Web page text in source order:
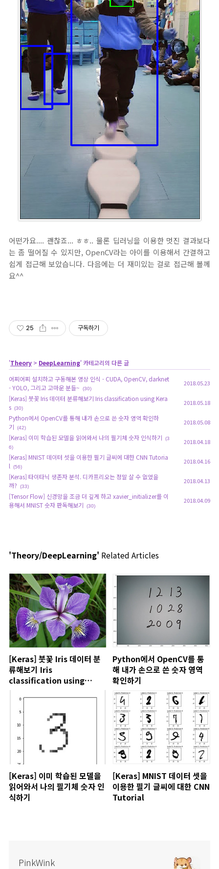
어떤가요.... 괜찮죠... ㅎㅎ.. 물론 딥러닝을 이용한 멋진 결과보다
는 좀 떨어질 수 있지만, OpenCV라는 아이를 이용해서 간결하고
쉽게 접근해 보았습니다. 다음에는 더 재미있는 걸로 접근해 볼께
요^^
25 구독하기
'Theory > DeepLearning' 카테고리의 다른 글
어찌어찌 설치하고 구동해본 영상 인식 - CUDA, OpenCV, darknet
- YOLO, 그리고 고마운 분들~
(30)
2018.05.23
[Keras] 붓꽃 Iris 데이터 분류해보기 Iris classification using Kera
s (30)
2018.05.18
Python에서 OpenCV를 통해 내가 손으로 쓴 숫자 영역 확인하
기
(42)
2018.05.08
[Keras] 이미 학습된 모델을 읽어와서 나의 필기체 숫자 인식하기
(3
6)
2018.04.18
[Keras] MNIST 데이터 셋을 이용한 필기 글씨에 대한 CNN Tutoria
l
(56)
2018.04.16
[Keras] 타이타닉 생존자 분석. 디카프리오는 정말 살 수 없었을
까?
(33)
2018.04.13
[Tensor Flow] 신경망을 조금 더 깊게 하고 xavier_initializer를 이
용해서 MNIST 숫자 판독해보기
(30)
2018.04.09
'Theory/DeepLearning' Related Articles
[Keras] 붓꽃 Iris 데이터 분
류해보기 Iris
classification using
Keras
Python에서 OpenCV를 통
해 내가 손으로 쓴 숫자 영역
확인하기
[Keras] 이미 학습된 모델을
읽어와서 나의 필기체 숫자 인
식하기
[Keras] MNIST 데이터 셋을
이용한 필기 글씨에 대한 CNN
Tutorial
PinkWink